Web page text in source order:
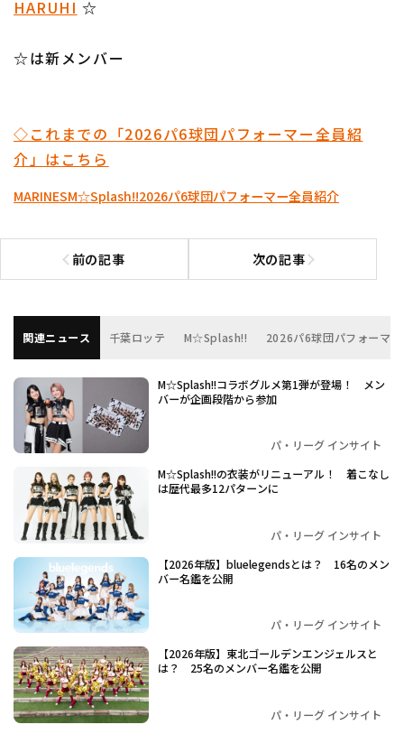
HARUHI ☆
☆は新メンバー
◇これまでの「2026パ6球団パフォーマー全員紹
介」はこちら
MARINESM☆Splash!!2026パ6球団パフォーマー全員紹介
前の記事
前の記事へ 次の記事次の記事へ
関連ニュース 千葉ロッテ M☆Splash!! 2026パ6球団パフォーマ
M☆Splash!!コラボグルメ第1弾が登場！ メン
バーが企画段階から参加
パ・リーグ インサイト
M☆Splash!!の衣装がリニューアル！ 着こなし
は歴代最多12パターンに
パ・リーグ インサイト
【2026年版】bluelegendsとは？ 16名のメン
バー名鑑を公開
パ・リーグ インサイト
【2026年版】東北ゴールデンエンジェルスと
は？ 25名のメンバー名鑑を公開
パ・リーグ インサイト